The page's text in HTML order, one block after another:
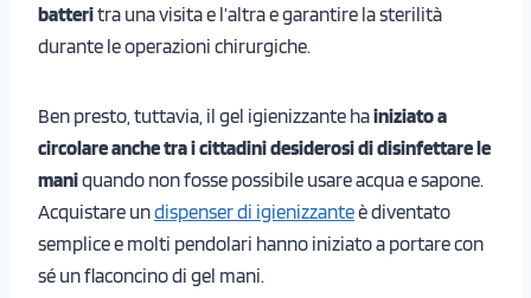
batteritra una visita e l’altra e garantire la sterilità
durante le operazioni chirurgiche.
Ben presto, tuttavia, il gel igienizzante hainiziato a
circolare anche tra i cittadini desiderosi di disinfettare le
maniquando non fosse possibile usare acqua e sapone.
Acquistare undispenser di igienizzanteè diventato
semplice e molti pendolari hanno iniziato a portare con
sé un flaconcino di gel mani.